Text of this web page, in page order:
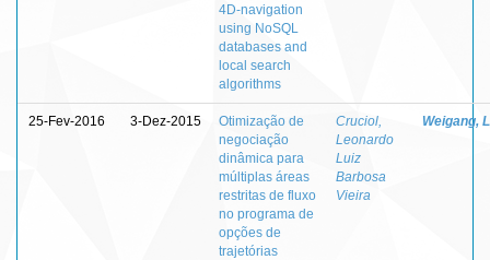
4D-navigation
using NoSQL
databases and
local search
algorithms
25-Fev-2016 3-Dez-2015
Otimização de
negociação
dinâmica para
múltiplas áreas
restritas de fluxo
no programa de
opções de
trajetórias
Cruciol,
Leonardo
Luiz
Barbosa
Vieira
Weigang,